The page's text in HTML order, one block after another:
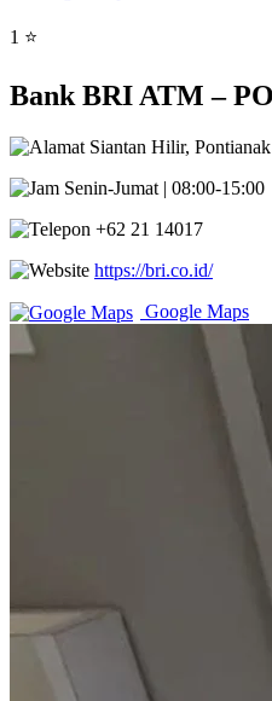
1 ⭐
Bank BRI ATM –
Siantan Hilir,
Senin-Jumat | 08:00-15:00
+62 21 14017
https://bri.co.id/
Google Maps